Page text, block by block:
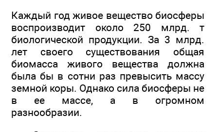
Каждый год живое вещество биосферы
воспроизводит около 250 млрд. т
биологической продукции. За 3 млрд.
лет своего существования общая
биомасса живого вещества должна
была бы в сотни раз превысить массу
земной коры. Однако сила биосферы не
в ее массе, а в огромном
разнообразии.